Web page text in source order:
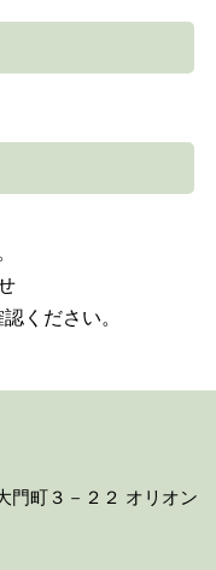
ください。
門町３－２２ オリオン